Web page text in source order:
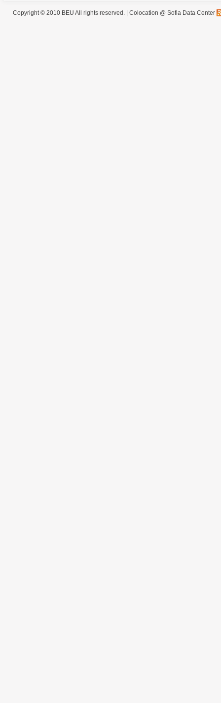
Copyright © 2010 BEU All rights reserved. | Colocation @ Sofia Data Center